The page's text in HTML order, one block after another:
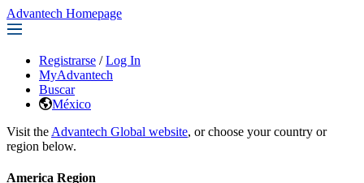
Advantech Homepage
Registrarse / Log In
MyAdvantech
Buscar
México
Visit the Advantech Global website, or choose your country or
region below.
America Region